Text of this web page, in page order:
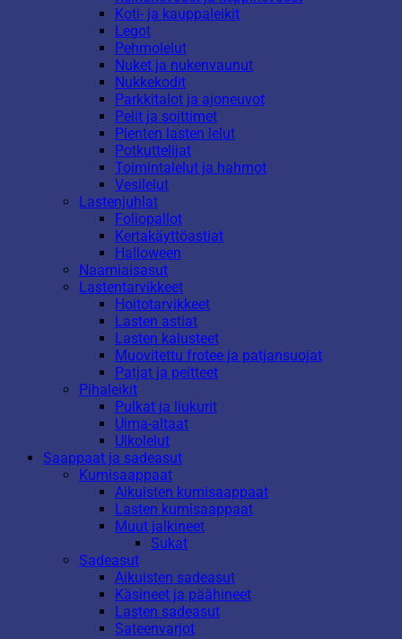
Koti- ja kauppaleikit
Legot
Pehmolelut
Nuket ja nukenvaunut
Nukkekodit
Parkkitalot ja ajoneuvot
Pelit ja soittimet
Pienten lasten lelut
Potkuttelijat
Toimintalelut ja hahmot
Vesilelut
Lastenjuhlat
Foliopallot
Kertakäyttöastiat
Halloween
Naamiaisasut
Lastentarvikkeet
Hoitotarvikkeet
Lasten astiat
Lasten kalusteet
Muovitettu frotee ja patjansuojat
Patjat ja peitteet
Pihaleikit
Pulkat ja liukurit
Uima-altaat
Ulkolelut
Saappaat ja sadeasut
Kumisaappaat
Aikuisten kumisaappaat
Lasten kumisaappaat
Muut jalkineet
Sukat
Sadeasut
Aikuisten sadeasut
Käsineet ja päähineet
Lasten sadeasut
Sateenvarjot